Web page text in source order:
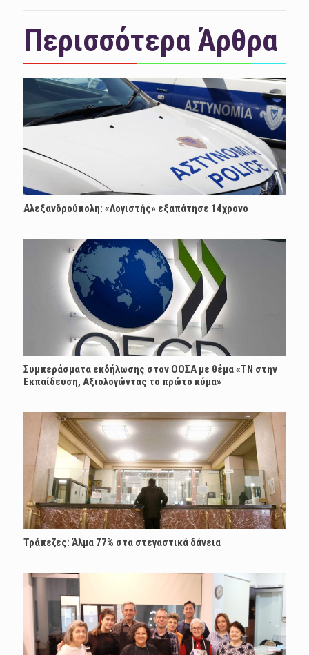
Περισσότερα Άρθρα
Αλεξανδρούπολη: «Λογιστής» εξαπάτησε 14χρονο
Συμπεράσματα εκδήλωσης στον ΟΟΣΑ με θέμα «ΤΝ στην
Εκπαίδευση, Αξιολογώντας το πρώτο κύμα»
Τράπεζες: Άλμα 77% στα στεγαστικά δάνεια